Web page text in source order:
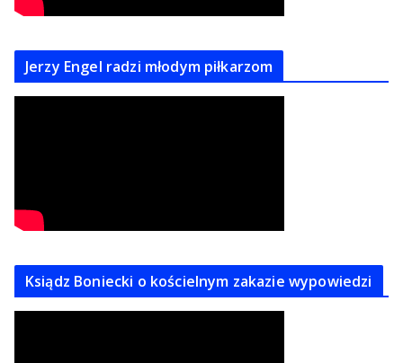
Jerzy Engel radzi młodym piłkarzom
Ksiądz Boniecki o kościelnym zakazie wypowiedzi